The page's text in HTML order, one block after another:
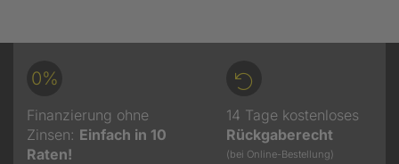
0%
Finanzierung ohne
Zinsen: Einfach in 10
Raten!
14 Tage kostenloses
Rückgaberecht
(bei Online-Bestellung)